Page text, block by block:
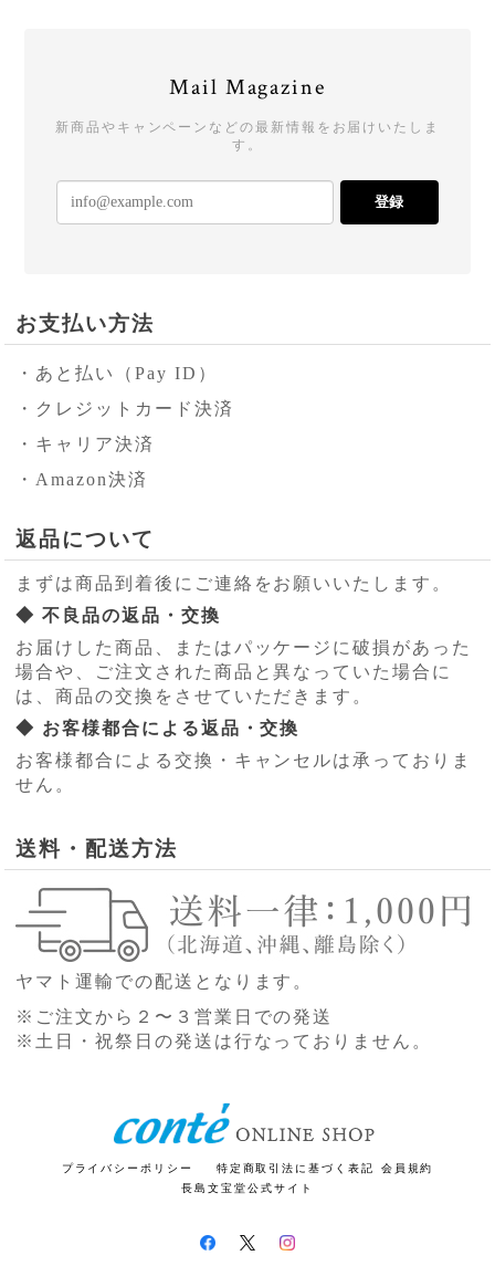
Mail Magazine
新商品やキャンペーンなどの最新情報をお届けいたしま
す。
登録
お支払い方法
・あと払い（Pay ID）
・クレジットカード決済
・キャリア決済
・Amazon決済
返品について
まずは商品到着後にご連絡をお願いいたします。
◆ 不良品の返品・交換
お届けした商品、またはパッケージに破損があった
場合や、ご注文された商品と異なっていた場合に
は、商品の交換をさせていただきます。
◆ お客様都合による返品・交換
お客様都合による交換・キャンセルは承っておりま
せん。
送料・配送方法
ヤマト運輸での配送となります。
※ご注文から２〜３営業日での発送
※土日・祝祭日の発送は行なっておりません。
プライバシーポリシー 特定商取引法に基づく表記
会員規約
長島文宝堂公式サイト